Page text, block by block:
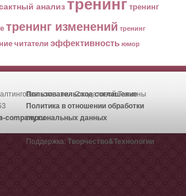
анализ
тренинг
тренинг изменений тренинг
читатели эффективность юмор
компания Солдатовой Татьяны
company.ru
Пользовательское соглашение
Политика в отношении обработки
персональных данных
Поддержка:Творчество&Технологии